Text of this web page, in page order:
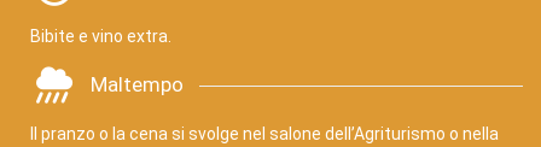
Bibite e vino extra.
Maltempo
Il pranzo o la cena si svolge nel salone dell’Agriturismo o nella